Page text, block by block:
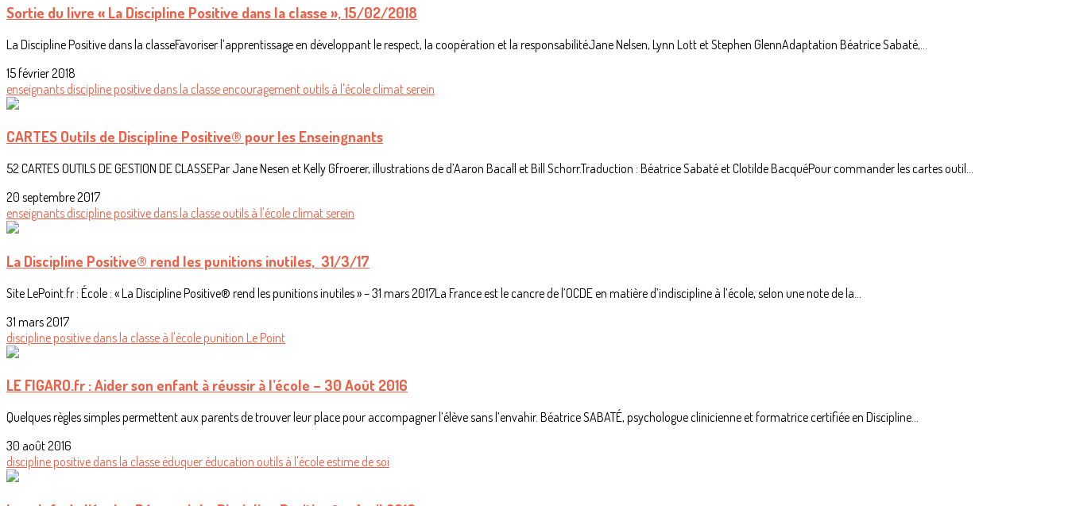
Sortie du livre « La Discipline Positive dans la classe », 15/02/2018
La Discipline Positive dans la classeFavoriser l’apprentissage en développant le respect, la coopération et la responsabilitéJane Nelsen, Lynn Lott et Stephen GlennAdaptation Béatrice Sabaté,...
15 février 2018
enseignants discipline positive dans la classe encouragement outils à l'école climat serein
CARTES Outils de Discipline Positive® pour les Enseingnants
52 CARTES OUTILS DE GESTION DE CLASSEPar Jane Nesen et Kelly Gfroerer, illustrations de d’Aaron Bacall et Bill Schorr.Traduction : Béatrice Sabaté et Clotilde BacquéPour commander les cartes outil...
20 septembre 2017
enseignants discipline positive dans la classe outils à l'école climat serein
La Discipline Positive® rend les punitions inutiles, 31/3/17
Site LePoint.fr : École : « La Discipline Positive® rend les punitions inutiles » – 31 mars 2017La France est le cancre de l’OCDE en matière d’indiscipline à l’école, selon une note de la...
31 mars 2017
discipline positive dans la classe à l'école punition Le Point
LE FIGARO.fr : Aider son enfant à réussir à l’école – 30 Août 2016
Quelques règles simples permettent aux parents de trouver leur place pour accompagner l’élève sans l’envahir. Béatrice SABATÉ, psychologue clinicienne et formatrice certifiée en Discipline...
30 août 2016
discipline positive dans la classe éduquer éducation outils à l'école estime de soi